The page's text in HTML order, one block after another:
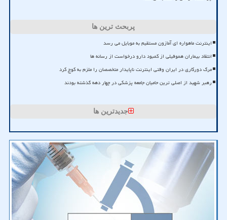
پربحث ترین ها
اینترنت ماهواره ای آمازون مستقیم به موبایل می رسد
انتقاد بیماران هموفیلی از کمبود دارو درخواست از رسانه ها
مرگ دورکاری در ایران وقتی اینترنت ناپایدار متخصصان را ملزم به کوچ کرد
رهبر شهید از اصلی ترین حامیان جامعه پزشکی در چهار دهه گذشته بودند
جدیدترین ها